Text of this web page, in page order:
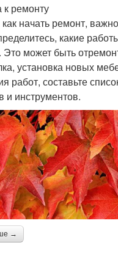
к ремонту
начать ремонт,
какие
Это может быть
установка новых
работ, составьте
и инструментов.
→